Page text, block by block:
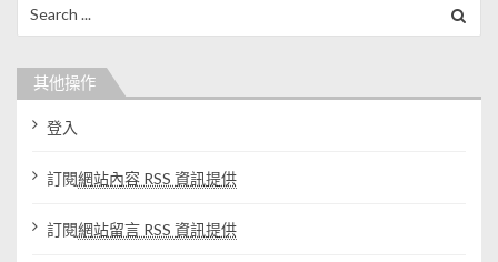
其他操作
登入
訂閱網站內容 RSS 資訊提供
訂閱網站留言 RSS 資訊提供